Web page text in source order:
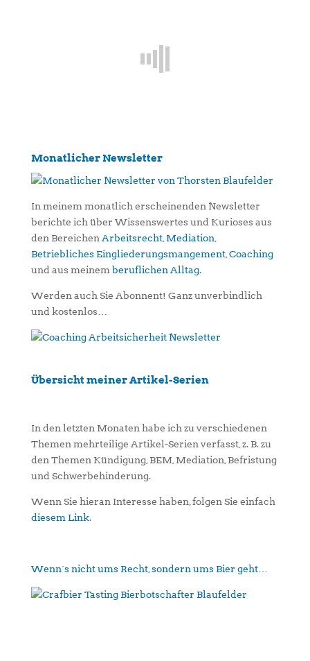
Monatlicher Newsletter
In meinem monatlich erscheinenden Newsletter
berichte ich über Wissenswertes und Kurioses aus
den BereichenArbeitsrecht,Mediation,
Betriebliches Eingliederungsmangement,Coaching
und aus meinemberuflichen Alltag.
Werden auch Sie Abonnent! Ganz unverbindlich
und kostenlos…
Übersicht meiner Artikel-Serien
In den letzten Monaten habe ich zu verschiedenen
Themen mehrteilige Artikel-Serien verfasst, z. B. zu
den Themen Kündigung, BEM, Mediation, Befristung
und Schwerbehinderung.
Wenn Sie hieran Interesse haben, folgen Sie einfach
diesem Link.
Wenn´s nicht ums Recht, sondern ums Bier geht…